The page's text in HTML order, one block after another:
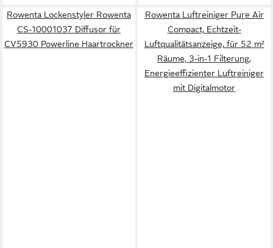
Rowenta Lockenstyler Rowenta
CS-10001037 Diffusor für
CV5930 Powerline Haartrockner
Rowenta Luftreiniger Pure Air
Compact, Echtzeit-
Luftqualitätsanzeige, für 52 m²
Räume, 3-in-1 Filterung,
Energieeffizienter Luftreiniger
mit Digitalmotor